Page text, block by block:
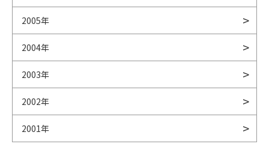
2005年
2004年
2003年
2002年
2001年